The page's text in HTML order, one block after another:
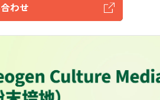
わせ